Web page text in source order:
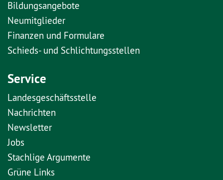
Bildungsangebote
Neumitglieder
Finanzen und Formulare
Schieds- und Schlichtungsstellen
Service
Landesgeschäftsstelle
Nachrichten
Newsletter
Jobs
Stachlige Argumente
Grüne Links